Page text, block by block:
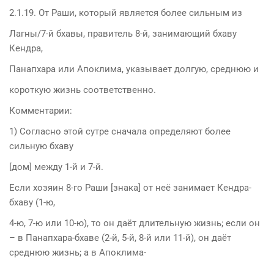
2.1.19. От Раши, который является более сильным из
Лагны/7-й бхавы, правитель 8-й, занимающий бхаву
Кендра,
Панапхара или Апоклима, указывает долгую, среднюю и
короткую жизнь соответственно.
Комментарии:
1) Согласно этой сутре сначала определяют более
сильную бхаву
[дом] между 1-й и 7-й.
Если хозяин 8-го Раши [знака] от неё занимает Кендра-
бхаву (1-ю,
4-ю, 7-ю или 10-ю), то он даёт длительную жизнь; если он
– в Панапхара-бхаве (2-й, 5-й, 8-й или 11-й), он даёт
среднюю жизнь; а в Апоклима-